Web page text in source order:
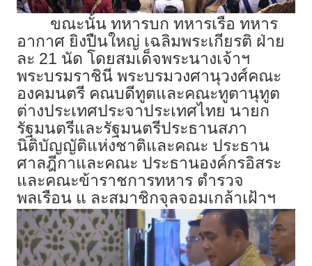
ขณะนั้น ทหารบก ทหารเรือ ทหาร
อากาศ ยิงปืนใหญ่ เฉลิมพระเกียรติ ฝ่าย
ละ 21 นัด โดยสมเด็จพระนางเจ้าฯ
พระบรมราชินี พระบรมวงศานุวงศ์คณะ
องคมนตรี คณบดีทูตและคณะทูตานุทูต
ต่างประเทศประจาประเทศไทย นายก
รัฐมนตรีและรัฐมนตรีประธานสภา
นิติบัญญัติแห่งชาติและคณะ ประธาน
ศาลฎีกาและคณะ ประธานองค์กรอิสระ
และคณะข้าราชการทหาร ตำรวจ
พลเรือน แ ละสมาชิกจุลจอมเกล้าเฝ้าฯ